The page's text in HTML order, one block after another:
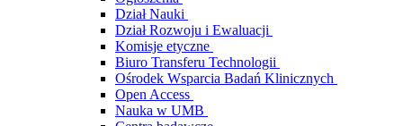
Dział Nauki
Dział Rozwoju i Ewaluacji
Komisje etyczne
Biuro Transferu Technologii
Ośrodek Wsparcia Badań Klinicznych
Open Access
Nauka w UMB